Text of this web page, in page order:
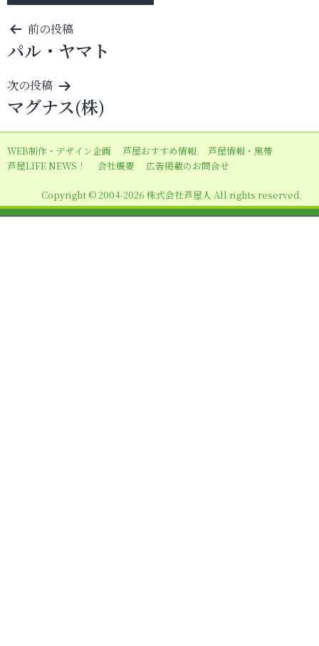
投
稿
ナ
ビ
ゲ
ー
シ
ン
前の投稿
パル・ヤマト
次の投稿
マグナス(株)
WEB制作・デザイン企画 芦屋おすすめ情報
芦屋情報・黒帯
芦屋LIFE NEWS！
会社概要 広告掲載のお問合せ
Copyright © 2004-2026 株式会社芦屋人 All rights reserved.